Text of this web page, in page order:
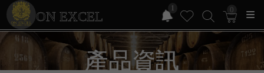
ON EXCEL
1 0
產品資訊